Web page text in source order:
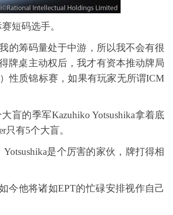
短码选手。
的筹码量处于中游，所以我不会有很
牌桌主动权后，我才有资本推动牌局
性质锦标赛，如果有玩家无所谓ICM
盲的季军Kazuhiko Yotsushika拿着底
只有5个大盲。
是个厉害的家伙，牌打得相
今他将诸如EPT的忙碌安排视作自己